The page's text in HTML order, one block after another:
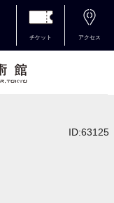
チケット アクセス
ID:63125